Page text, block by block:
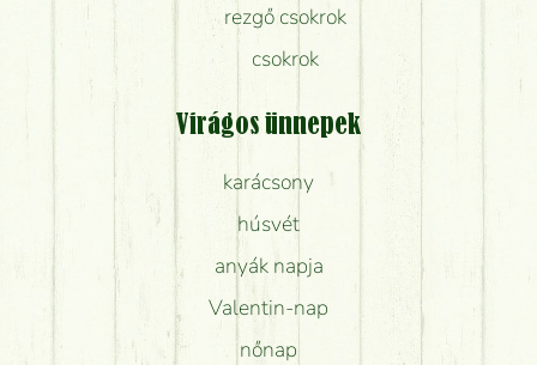
rezgő csokrok
csokrok
Virágos ünnepek
karácsony
húsvét
anyák napja
Valentin-nap
nőnap